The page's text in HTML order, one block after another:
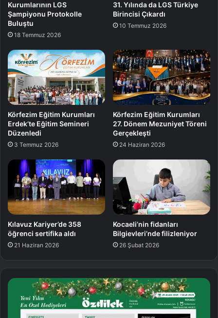
Kurumlarının LGS
Şampiyonu Protokolle
Buluştu
18 Temmuz 2026
31. Yılında da LGS Türkiye
Birincisi Çıkardı
10 Temmuz 2026
Körfezim Eğitim Kurumları
Erdek’te Eğitim Semineri
Düzenledi
3 Temmuz 2026
Körfezim Eğitim Kurumları
27. Dönem Mezuniyet Töreni
Gerçekleşti
24 Haziran 2026
Kılavuz Kariyer’de 358
öğrenci sertifika aldı
21 Haziran 2026
Kocaeli’nin fidanları
Bilgievleri’nde filizleniyor
26 Şubat 2026